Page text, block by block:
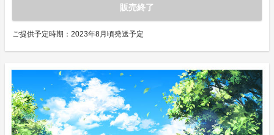
販売終了
ご提供予定時期： 2023年8月頃発送予定